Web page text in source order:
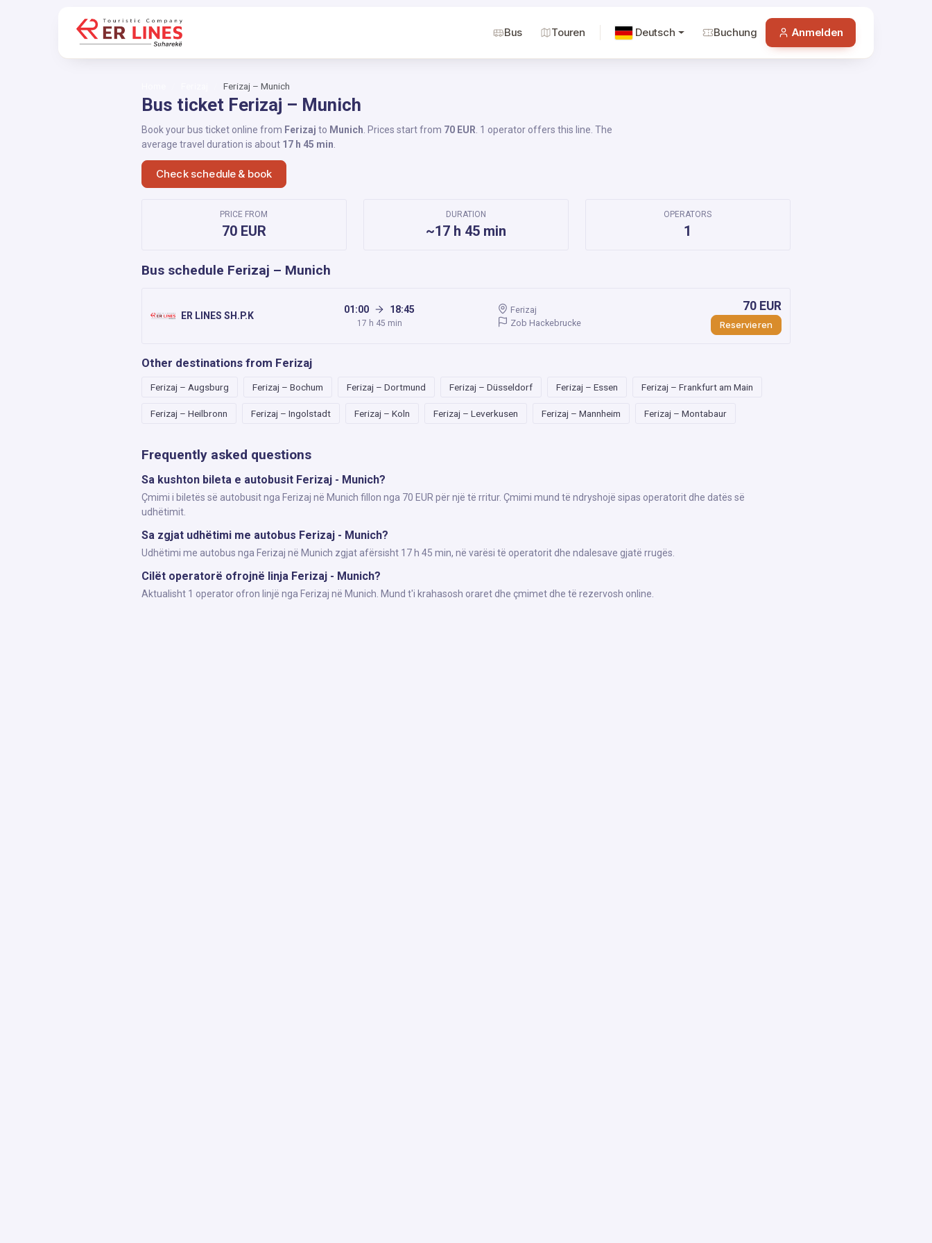
Bus Touren Deutsch Buchung Anmelden
Ferizaj – Munich
Bus ticket Ferizaj – Munich
Book your bus ticket online from Ferizaj to Munich . Prices start from 70 EUR . 1 operator offers this line. The
average travel duration is about 17 h 45 min
Check schedule & book
PRICE FROM
70 EUR
DURATION
~17 h 45 min
OPERATORS
1
Bus schedule Ferizaj – Munich
ER LINES SH.P.K
01:00 18:45
17 h 45 min
Ferizaj
Zob Hackebrucke
70 EUR
Reservieren
Other destinations from Ferizaj
Ferizaj – Augsburg Ferizaj – Bochum Ferizaj – Dortmund Ferizaj – Düsseldorf Ferizaj – Essen Ferizaj – Frankfurt am Main
Ferizaj – Heilbronn Ferizaj – Ingolstadt Ferizaj – Koln Ferizaj – Leverkusen Ferizaj – Mannheim Ferizaj – Montabaur
Frequently asked questions
Sa kushton bileta e autobusit Ferizaj - Munich?
Çmimi i biletës së autobusit nga Ferizaj në Munich fillon nga 70 EUR për një të rritur. Çmimi mund të ndryshojë sipas operatorit dhe datës së
udhëtimit.
Sa zgjat udhëtimi me autobus Ferizaj - Munich?
Udhëtimi me autobus nga Ferizaj në Munich zgjat afërsisht 17 h 45 min, në varësi të operatorit dhe ndalesave gjatë rrugës.
Cilët operatorë ofrojnë linja Ferizaj - Munich?
Aktualisht 1 operator ofron linjë nga Ferizaj në Munich. Mund t'i krahasosh oraret dhe çmimet dhe të rezervosh online.